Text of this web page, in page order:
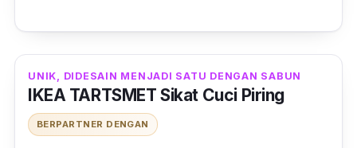
UNIK, DIDESAIN MENJADI SATU DENGAN SABUN
IKEA TARTSMET Sikat Cuci Piring
BERPARTNER DENGAN